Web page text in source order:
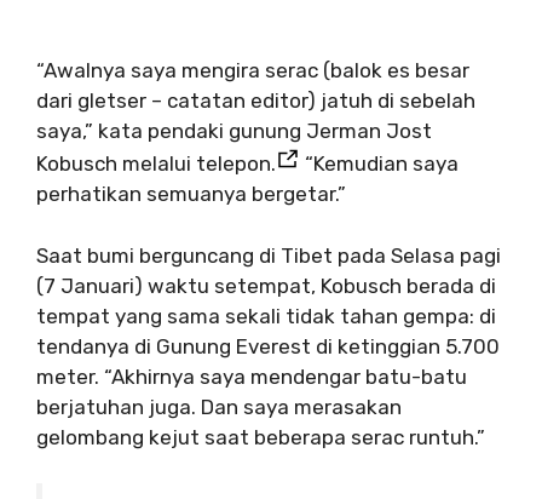
“Awalnya saya mengira serac (balok es besar
dari gletser – catatan editor) jatuh di sebelah
saya,” kata pendaki gunung Jerman Jost
Kobusch melalui telepon.
“Kemudian saya
perhatikan semuanya bergetar.”
Saat bumi berguncang di Tibet pada Selasa pagi
(7 Januari) waktu setempat, Kobusch berada di
tempat yang sama sekali tidak tahan gempa: di
tendanya di Gunung Everest di ketinggian 5.700
meter. “Akhirnya saya mendengar batu-batu
berjatuhan juga. Dan saya merasakan
gelombang kejut saat beberapa serac runtuh.”